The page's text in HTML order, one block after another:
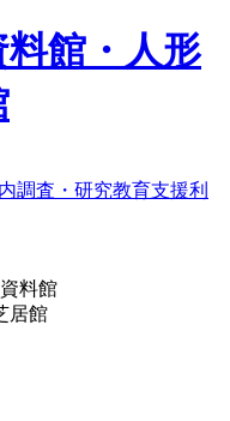
館・人形
調査・研究教育支援利
料館
居館